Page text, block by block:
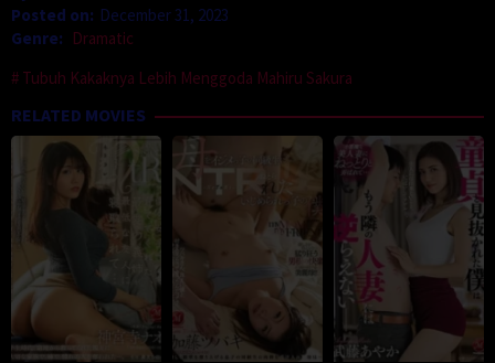
Posted on: December 31, 2023
Genre: Dramatic
Tubuh Kakaknya Lebih Menggoda Mahiru Sakura
RELATED MOVIES